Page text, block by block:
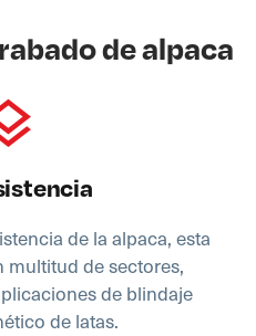
de alpaca
de la alpaca, esta
multitud de sectores,
de blindaje
de latas.